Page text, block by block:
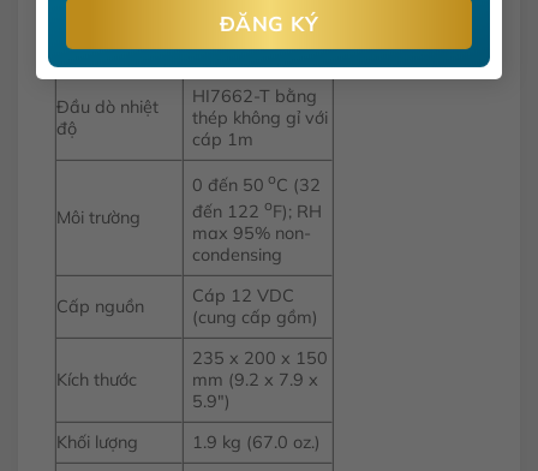
châm điện cực,
cổng BNC, cáp
1m (3.3″)
Đầu dò nhiệt
độ
HI7662-T bằng
thép không gỉ với
cáp 1m
Môi trường
0 đến 50 oC (32
đến 122 oF); RH
max 95% non-
condensing
Cấp nguồn
Cáp 12 VDC
(cung cấp gồm)
Kích thước
235 x 200 x 150
mm (9.2 x 7.9 x
5.9″)
Khối lượng
1.9 kg (67.0 oz.)